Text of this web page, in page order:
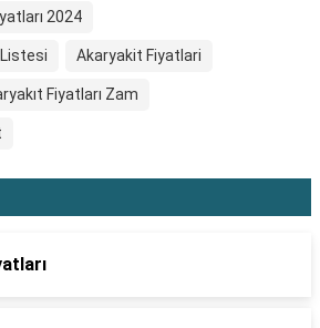
2024
Akaryakit Fiyatlari
Fiyatları Zam